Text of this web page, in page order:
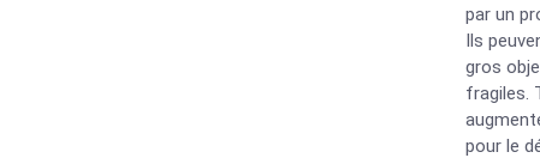
par un
Ils
gros
fragiles.
pour le